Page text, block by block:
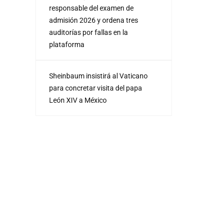
responsable del examen de
admisión 2026 y ordena tres
auditorías por fallas en la
plataforma
Sheinbaum insistirá al Vaticano
para concretar visita del papa
León XIV a México